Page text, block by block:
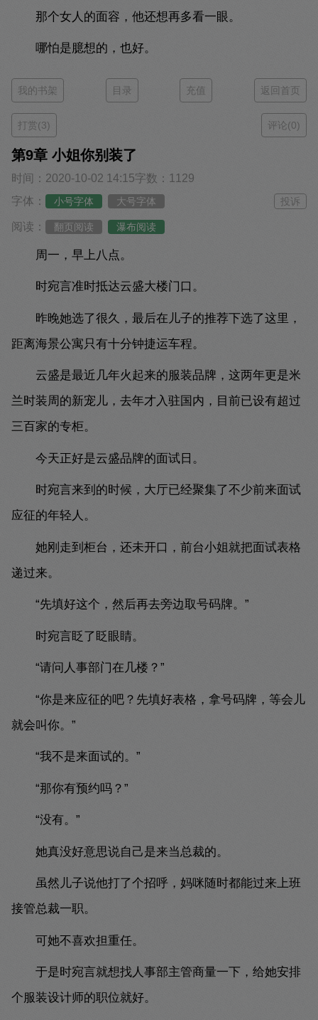
那个女人的面容，他还想再多看一眼。
哪怕是臆想的，也好。
我的书架 目录 充值 返回首页
打赏(3) 评论(0)
第9章 小姐你别装了
时间：2020-10-02 14:15字数：1129
字体：
小号字体 大号字体 投诉
阅读： 翻页阅读 瀑布阅读
周一，早上八点。
时宛言准时抵达云盛大楼门口。
昨晚她选了很久，最后在儿子的推荐下选了这里，
距离海景公寓只有十分钟捷运车程。
云盛是最近几年火起来的服装品牌，这两年更是米
兰时装周的新宠儿，去年才入驻国内，目前已设有超过
三百家的专柜。
今天正好是云盛品牌的面试日。
时宛言来到的时候，大厅已经聚集了不少前来面试
应征的年轻人。
她刚走到柜台，还未开口，前台小姐就把面试表格
递过来。
“先填好这个，然后再去旁边取号码牌。”
时宛言眨了眨眼睛。
“请问人事部门在几楼？”
“你是来应征的吧？先填好表格，拿号码牌，等会儿
就会叫你。”
“我不是来面试的。”
“那你有预约吗？”
“没有。”
她真没好意思说自己是来当总裁的。
虽然儿子说他打了个招呼，妈咪随时都能过来上班
接管总裁一职。
可她不喜欢担重任。
于是时宛言就想找人事部主管商量一下，给她安排
个服装设计师的职位就好。